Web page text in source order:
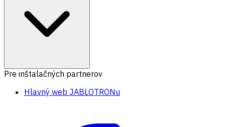
Pre inštalačných partnerov
Hlavný web JABLOTRONu